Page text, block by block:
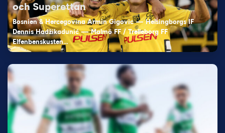
och Superettan
Bosnien & Hercegovina Armin Gigovic — Helsingborgs IF
Dennis Hadžikadunić — Malmö FF / Trelleborg FF
Elfenbenskusten…